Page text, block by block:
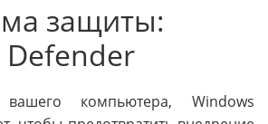
защиты:
компьютера, Windows